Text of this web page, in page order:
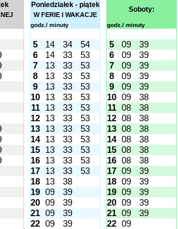
Poniedziałek - piątek
W FERIE I WAKACJE
Soboty:
godz./ minuty godz./ minuty
5 14 34 54 5 09
39
6 14 33 53 6 09 39
7 13 33 53 7 09 39
8 13 33 53 8 09 39
9 13 33 53 9 09 39
10 13 33 53 10 09 38
11 13 33 53 11 08 38
12 13 33 53 12 08 38
13 13 33 53 13 08 38
14 13 33 53 14 08 38
15 13 33 53 15 08 38
16 13 33 53 16 08 38
17 13 33 53 17 09 39
18 13 38 18 09 39
19 09 39 19 09 39
20 09 39 20 09 39
21 09 39 21 09 39
22 09 39 22 09